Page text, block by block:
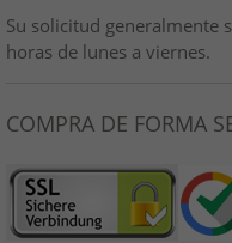
Su solicitud generalmente
horas de lunes a viernes.
COMPRA DE FORMA